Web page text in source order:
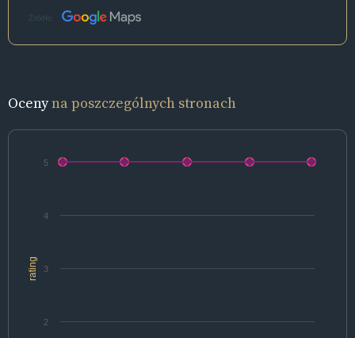
Źródło:
Ocenyna poszczególnych stronach
rating
2
3
4
5